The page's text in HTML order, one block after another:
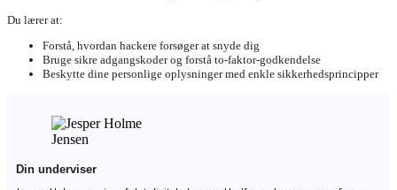
Du lærer at:
Forstå, hvordan hackere forsøger at snyde dig
Bruge sikre adgangskoder og forstå to-faktor-godkendelse
Beskytte dine personlige oplysninger med enkle sikkerhedsprincipper
Din underviser